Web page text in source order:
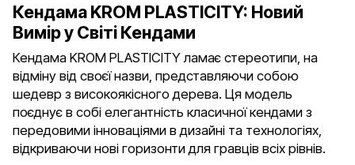
Кендама KROM PLASTICITY: Новий
Вимір у Світі Кендами
Кендама KROM PLASTICITY ламає стереотипи, на
відміну від своєї назви, представляючи собою
шедевр з високоякісного дерева. Ця модель
поєднує в собі елегантність класичної кендами з
передовими інноваціями в дизайні та технологіях,
відкриваючи нові горизонти для гравців всіх рівнів.